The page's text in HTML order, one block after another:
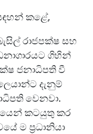
කළේ,
රාජපක්ෂ සහ
ගිහින්
ජනාධිපති වී
දැනුම්
වෙනවා.
කටයුතු කර
ම ප්‍රධානියා